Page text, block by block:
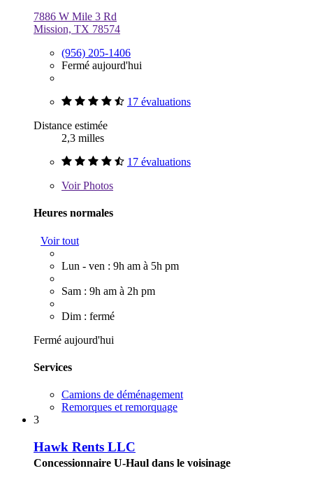
7886 W Mile 3 Rd
Mission, TX 78574
(956) 205-1406
Fermé aujourd'hui
17 évaluations
Distance estimée
2,3 milles
17 évaluations
VoirPhotos
Heures normales
Voir tout
Lun - ven : 9h am à 5h pm
Sam : 9h am à 2h pm
Dim : fermé
Fermé aujourd'hui
Services
Camions de déménagement
Remorques et remorquage
3
Hawk Rents LLC
Concessionnaire U-Haul dans le voisinage